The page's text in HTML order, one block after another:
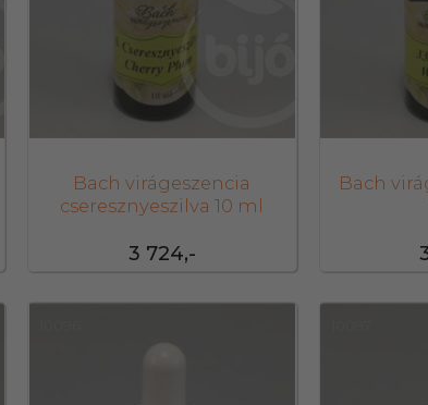
3 724,-
Bach virágeszencia
cseresznyeszilva 10 ml
Bach